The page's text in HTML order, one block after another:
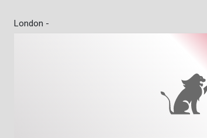
London -